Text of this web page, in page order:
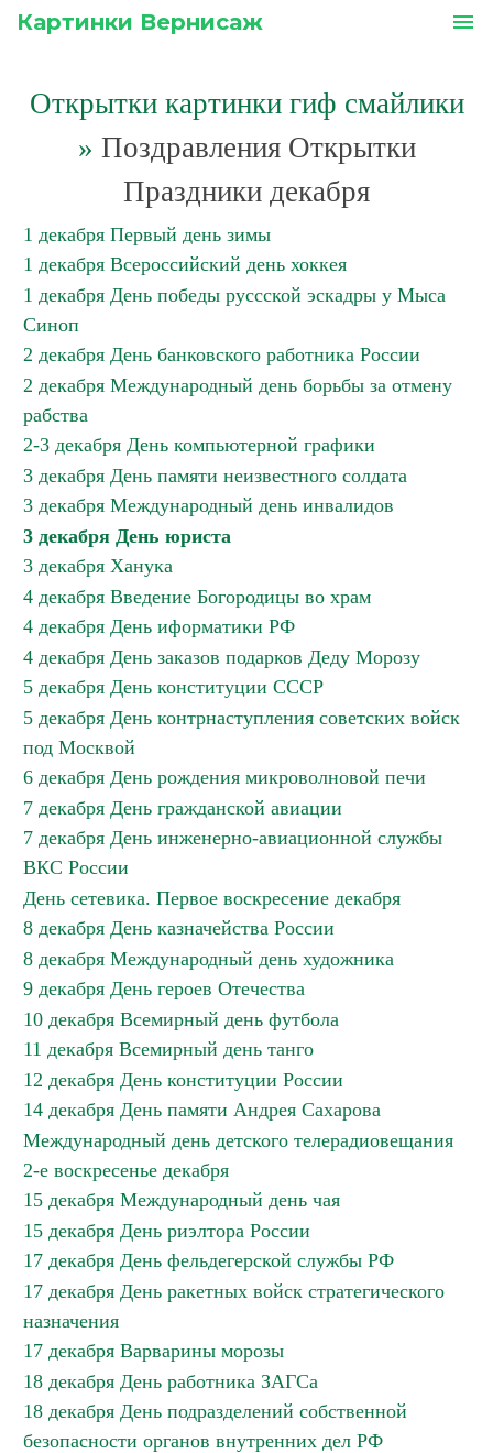
Картинки Вернисаж menu
Открытки картинки гиф смайлики
» Поздравления Открытки
Праздники декабря
1 декабря Первый день зимы
1 декабря Всероссийский день хоккея
1 декабря День победы руссской эскадры у Мыса
Синоп
2 декабря День банковского работника России
2 декабря Международный день борьбы за отмену
рабства
2-3 декабря День компьютерной графики
3 декабря День памяти неизвестного солдата
3 декабря Международный день инвалидов
3 декабря День юриста
3 декабря Ханука
4 декабря Введение Богородицы во храм
4 декабря День иформатики РФ
4 декабря День заказов подарков Деду Морозу
5 декабря День конституции СССР
5 декабря День контрнаступления советских войск
под Москвой
6 декабря День рождения микроволновой печи
7 декабря День гражданской авиации
7 декабря День инженерно-авиационной службы
ВКС России
День сетевика. Первое воскресение декабря
8 декабря День казначейства России
8 декабря Международный день художника
9 декабря День героев Отечества
10 декабря Всемирный день футбола
11 декабря Всемирный день танго
12 декабря День конституции России
14 декабря День памяти Андрея Сахарова
Международный день детского телерадиовещания
2-е воскресенье декабря
15 декабря Международный день чая
15 декабря День риэлтора России
17 декабря День фельдегерской службы РФ
17 декабря День ракетных войск стратегического
назначения
17 декабря Варварины морозы
18 декабря День работника ЗАГСа
18 декабря День подразделений собственной
безопасности органов внутренних дел РФ